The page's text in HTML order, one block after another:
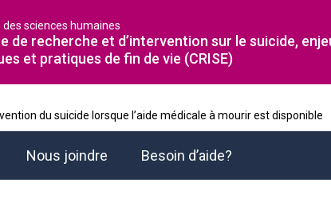
des sciences humaines
de recherche et d’intervention sur le suicide,
et pratiques de fin de vie (CRISE)
du suicide lorsque l’aide médicale à mourir est disponible
Nous joindre Besoin d’aide?